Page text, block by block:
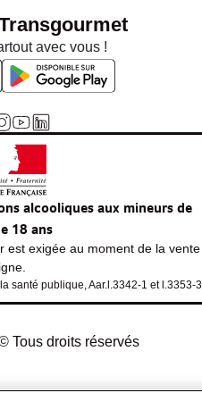
avec vous !
alcooliques aux mineurs de
18 ans
est exigée au moment de la vente
santé publique, Aar.l.3342-1 et l.3353-3
Tous droits réservés